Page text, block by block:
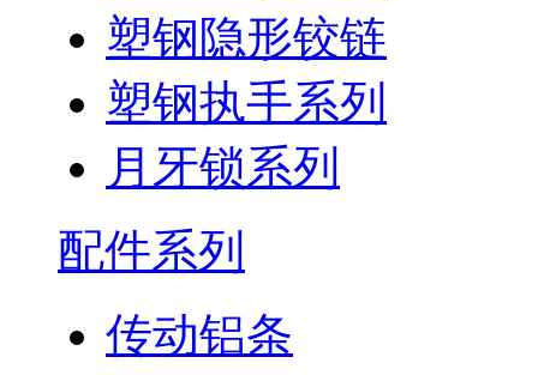
塑钢隐形铰链
塑钢执手系列
月牙锁系列
配件系列
传动铝条